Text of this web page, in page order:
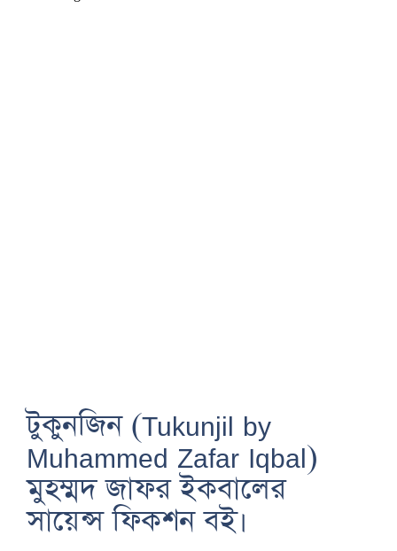
টুকুনজিন (Tukunjil by
Muhammed Zafar Iqbal)
মুহম্মদ জাফর ইকবালের
সায়েন্স ফিকশন বই।